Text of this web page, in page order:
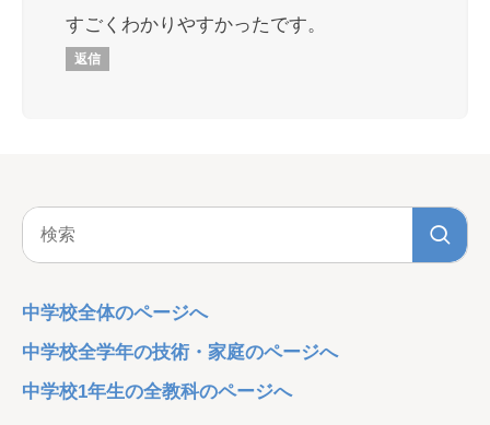
すごくわかりやすかったです。
返信
中学校全体のページへ
中学校全学年の技術・家庭のページへ
中学校1年生の全教科のページへ